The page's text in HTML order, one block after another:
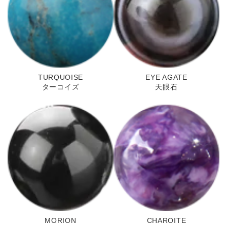
TURQUOISE
ターコイズ
EYE AGATE
天眼石
MORION
CHAROITE